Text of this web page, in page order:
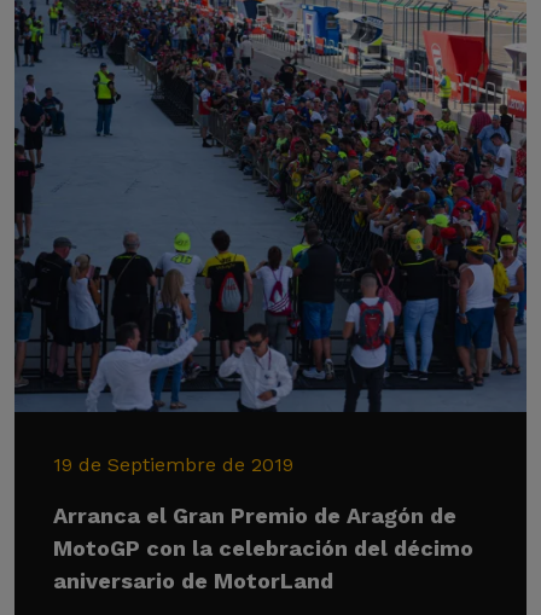
19 de Septiembre de 2019
Arranca el Gran Premio de Aragón de
MotoGP con la celebración del décimo
aniversario de MotorLand